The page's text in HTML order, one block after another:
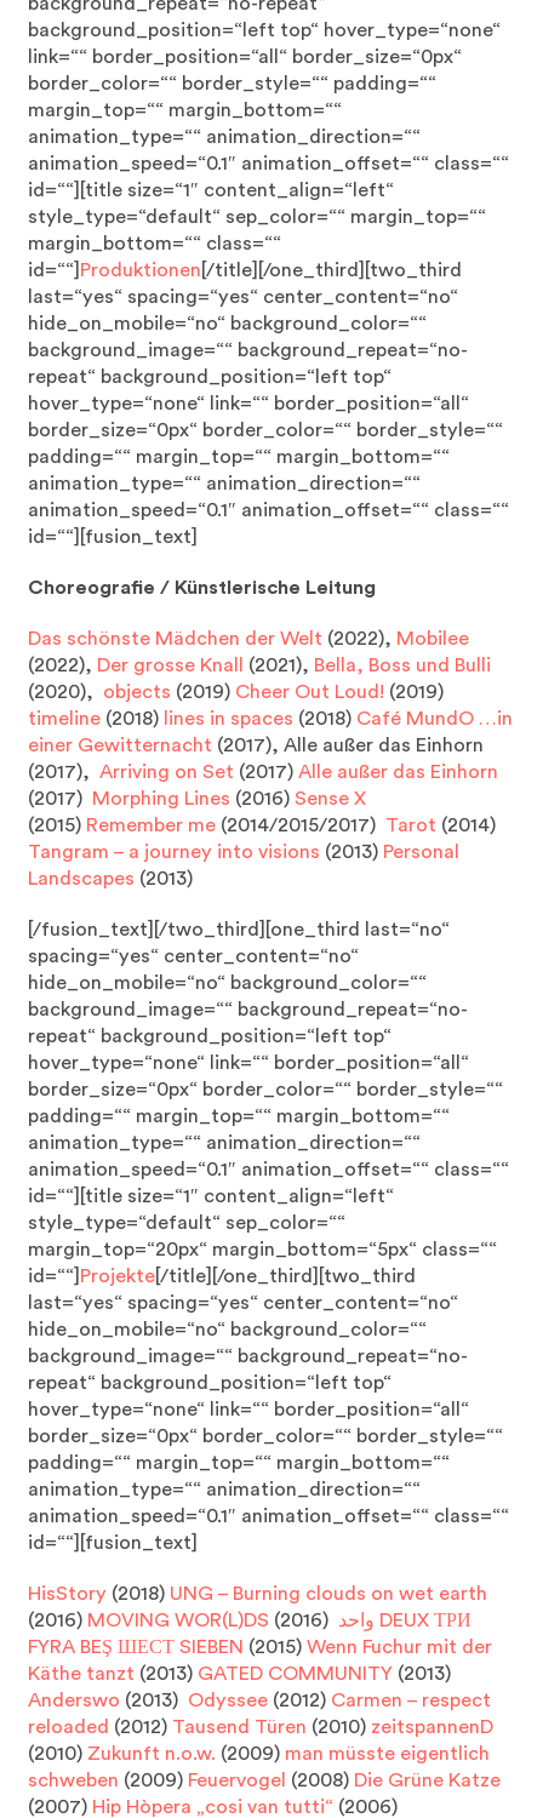
background_position=“left top“ hover_type=“none“
link=““ border_position=“all“ border_size=“0px“
border_color=““ border_style=““ padding=““
margin_top=““ margin_bottom=““
animation_type=““ animation_direction=““
animation_speed=“0.1″ animation_offset=““ class=““
id=““][title size=“1″ content_align=“left“
style_type=“default“ sep_color=““ margin_top=““
margin_bottom=““ class=““
id=““] Produktionen [/title][/one_third][two_third
last=“yes“ spacing=“yes“ center_content=“no“
hide_on_mobile=“no“ background_color=““
background_image=““ background_repeat=“no-
repeat“ background_position=“left top“
hover_type=“none“ link=““ border_position=“all“
border_size=“0px“ border_color=““ border_style=““
padding=““ margin_top=““ margin_bottom=““
animation_type=““ animation_direction=““
animation_speed=“0.1″ animation_offset=““ class=““
id=““][fusion_text]
Choreografie / Künstlerische Leitung
Das schönste Mädchen der Welt (2022), Mobilee
(2022), Der grosse Knall (2021), Bella, Boss und Bulli
(2020), objects (2019) Cheer Out Loud! (2019)
timeline (2018) lines in spaces (2018) Café MundO …in
einer Gewitternacht (2017), Alle außer das Einhorn
(2017),Arriving on Set (2017)Alle außer das Einhorn
(2017)
Morphing Lines (2016) Sense X
(2015) Remember me (2014/2015/2017) Tarot (2014)
Tangram – a journey into visions (2013) Personal
Landscapes (2013)
[/fusion_text][/two_third][one_third last=“no“
spacing=“yes“ center_content=“no“
hide_on_mobile=“no“ background_color=““
background_image=““ background_repeat=“no-
repeat“ background_position=“left top“
hover_type=“none“ link=““ border_position=“all“
border_size=“0px“ border_color=““ border_style=““
padding=““ margin_top=““ margin_bottom=““
animation_type=““ animation_direction=““
animation_speed=“0.1″ animation_offset=““ class=““
id=““][title size=“1″ content_align=“left“
style_type=“default“ sep_color=““
margin_top=“20px“ margin_bottom=“5px“ class=““
id=““] Projekte [/title][/one_third][two_third
last=“yes“ spacing=“yes“ center_content=“no“
hide_on_mobile=“no“ background_color=““
background_image=““ background_repeat=“no-
repeat“ background_position=“left top“
hover_type=“none“ link=““ border_position=“all“
border_size=“0px“ border_color=““ border_style=““
padding=““ margin_top=““ margin_bottom=““
animation_type=““ animation_direction=““
animation_speed=“0.1″ animation_offset=““ class=““
id=““][fusion_text]
HisStory (2018) UNG – Burning clouds on wet earth
(2016) MOVING WOR(L)DS (2016) واحد DEUX ТРИ
FYRA BEŞ ШЕСТ SIEBEN (2015)Wenn Fuchur mit der
Käthe tanzt (2013) GATED COMMUNITY (2013)
Anderswo (2013) Odyssee (2012) Carmen – respect
reloaded (2012) Tausend Türen (2010) zeitspannenD
(2010) Zukunft n.o.w. (2009) man müsste eigentlich
schweben (2009) Feuervogel (2008) Die Grüne Katze
(2007) Hip Hòpera „cosi van tutti“ (2006)